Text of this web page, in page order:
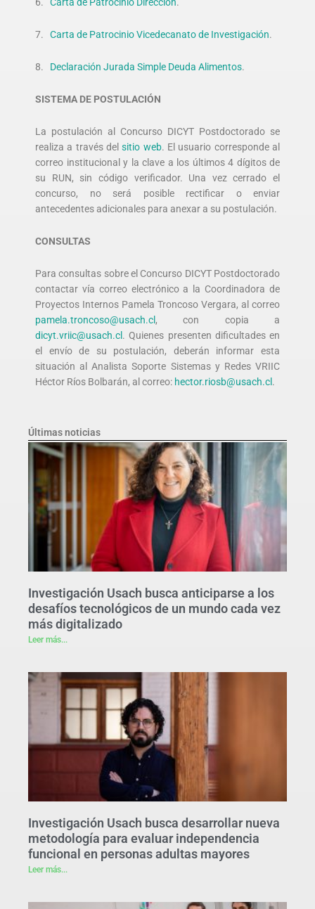
7. Carta de Patrocinio Vicedecanato de Investigación.
8. Declaración Jurada Simple Deuda Alimentos.
SISTEMA DE POSTULACIÓN
La postulación al Concurso DICYT Postdoctorado se
realiza a través delsitio web. El usuario corresponde al
correo institucional y la clave a los últimos 4 dígitos de
su RUN, sin código verificador. Una vez cerrado el
concurso, no será posible rectificar o enviar
antecedentes adicionales para anexar a su postulación.
CONSULTAS
Para consultas sobre el Concurso DICYT Postdoctorado
contactar vía correo electrónico a la Coordinadora de
Proyectos Internos Pamela Troncoso Vergara, al correo
pamela.troncoso@usach.cl, con copia a
dicyt.vriic@usach.cl. Quienes presenten dificultades en
el envío de su postulación, deberán informar esta
situación al Analista Soporte Sistemas y Redes VRIIC
Héctor Ríos Bolbarán, al correo: hector.riosb@usach.cl.
Últimas noticias
Investigación Usach busca anticiparse a los
desafíos tecnológicos de un mundo cada vez
más digitalizado
Leer más...
Investigación Usach busca desarrollar nueva
metodología para evaluar independencia
funcional en personas adultas mayores
Leer más...